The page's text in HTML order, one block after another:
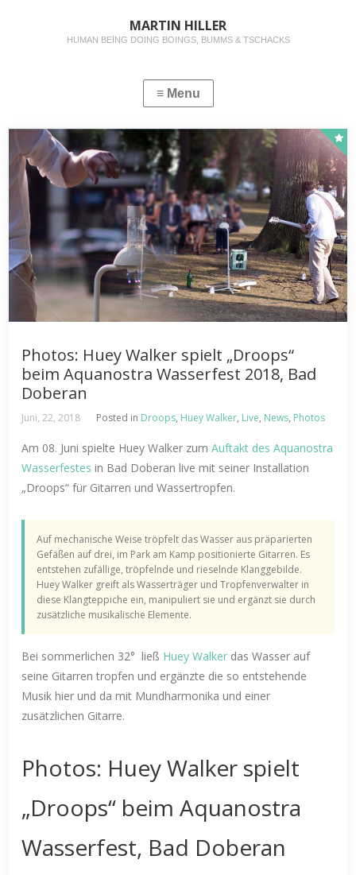
MARTIN HILLER
HUMAN BEING DOING BOINGS, BUMMS & TSCHACKS
Photos: Huey Walker spielt „Droops“
beim Aquanostra Wasserfest 2018, Bad
Doberan
Juni, 22, 2018 Posted in Droops, Huey Walker, Live, News, Photos
Am 08. Juni spielte Huey Walker zumAuftakt des Aquanostra
Wasserfestes in Bad Doberan live mit seiner Installation
„Droops“ für Gitarren und Wassertropfen.
Auf mechanische Weise tröpfelt das Wasser aus präparierten
Gefäßen auf drei, im Park am Kamp positionierte Gitarren. Es
entstehen zufällige, tröpfelnde und rieselnde Klanggebilde.
Huey Walker greift als Wasserträger und Tropfenverwalter in
diese Klangteppiche ein, manipuliert sie und ergänzt sie durch
zusätzliche musikalische Elemente.
Bei sommerlichen 32° ließ Huey Walker das Wasser auf
seine Gitarren tropfen und ergänzte die so entstehende
Musik hier und da mit Mundharmonika und einer
zusätzlichen Gitarre.
Photos: Huey Walker spielt
„Droops“ beim Aquanostra
Wasserfest, Bad Doberan